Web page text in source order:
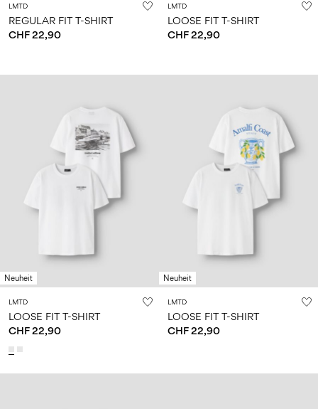
LMTD
REGULAR FIT T-SHIRT
CHF 22,90
LMTD
LOOSE FIT T-SHIRT
CHF 22,90
Neuheit
LMTD
LOOSE FIT T-SHIRT
CHF 22,90
Neuheit
LMTD
LOOSE FIT T-SHIRT
CHF 22,90